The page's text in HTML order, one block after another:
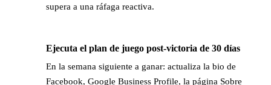
supera a una ráfaga reactiva.
Ejecuta el plan de juego post-victoria de 30 días
En la semana siguiente a ganar: actualiza la bio de
Facebook, Google Business Profile, la página Sobre